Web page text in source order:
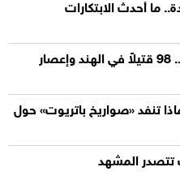
ما أحدث الابتكارات
آسيا تحت ضربات الطقس القاسي.. 98 قتيلاً في الهند وإعصار
تنفد «صواريخ باتريوت» حول
تتصدر المشهد